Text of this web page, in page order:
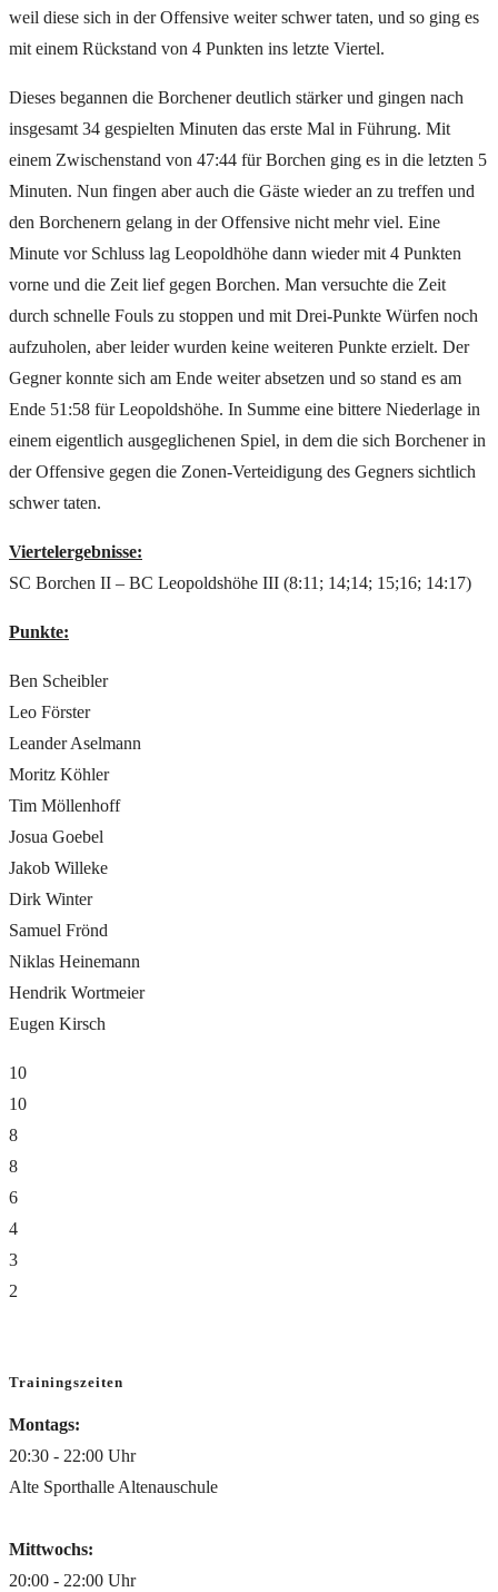
weil diese sich in der Offensive weiter schwer taten, und so ging es
mit einem Rückstand von 4 Punkten ins letzte Viertel.
Dieses begannen die Borchener deutlich stärker und gingen nach
insgesamt 34 gespielten Minuten das erste Mal in Führung. Mit
einem Zwischenstand von 47:44 für Borchen ging es in die letzten 5
Minuten. Nun fingen aber auch die Gäste wieder an zu treffen und
den Borchenern gelang in der Offensive nicht mehr viel. Eine
Minute vor Schluss lag Leopoldhöhe dann wieder mit 4 Punkten
vorne und die Zeit lief gegen Borchen. Man versuchte die Zeit
durch schnelle Fouls zu stoppen und mit Drei-Punkte Würfen noch
aufzuholen, aber leider wurden keine weiteren Punkte erzielt. Der
Gegner konnte sich am Ende weiter absetzen und so stand es am
Ende 51:58 für Leopoldshöhe. In Summe eine bittere Niederlage in
einem eigentlich ausgeglichenen Spiel, in dem die sich Borchener in
der Offensive gegen die Zonen-Verteidigung des Gegners sichtlich
schwer taten.
Viertelergebnisse:
SC Borchen II – BC Leopoldshöhe III (8:11; 14;14; 15;16; 14:17)
Punkte:
Ben Scheibler
Leo Förster
Leander Aselmann
Moritz Köhler
Tim Möllenhoff
Josua Goebel
Jakob Willeke
Dirk Winter
Samuel Frönd
Niklas Heinemann
Hendrik Wortmeier
Eugen Kirsch
10
10
8
8
6
4
3
2
Trainingszeiten
Montags:
20:30 - 22:00 Uhr
Alte Sporthalle Altenauschule
Mittwochs:
20:00 - 22:00 Uhr